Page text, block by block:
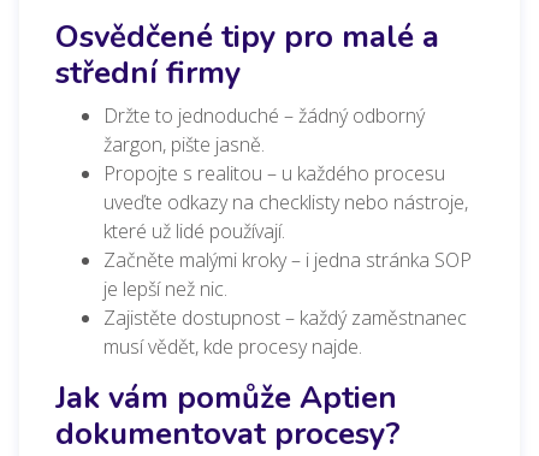
Osvědčené tipy pro malé a
střední firmy
Držte to jednoduché – žádný odborný
žargon, pište jasně.
Propojte s realitou – u každého procesu
uveďte odkazy na checklisty nebo nástroje,
které už lidé používají.
Začněte malými kroky – i jedna stránka SOP
je lepší než nic.
Zajistěte dostupnost – každý zaměstnanec
musí vědět, kde procesy najde.
Jak vám pomůže Aptien
dokumentovat procesy?